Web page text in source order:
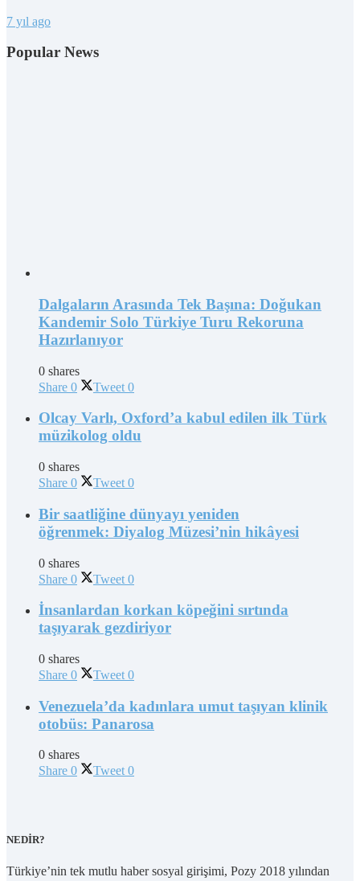
7 yıl ago
Popular News
Dalgaların Arasında Tek Başına: Doğukan
Kandemir Solo Türkiye Turu Rekoruna
Hazırlanıyor
0 shares
Share 0 Tweet 0
Olcay Varlı, Oxford’a kabul edilen ilk Türk
müzikolog oldu
0 shares
Share 0 Tweet 0
Bir saatliğine dünyayı yeniden
öğrenmek: Diyalog Müzesi’nin hikâyesi
0 shares
Share 0 Tweet 0
İnsanlardan korkan köpeğini sırtında
taşıyarak gezdiriyor
0 shares
Share 0 Tweet 0
Venezuela’da kadınlara umut taşıyan klinik
otobüs: Panarosa
0 shares
Share 0 Tweet 0
NEDİR?
Türkiye’nin tek mutlu haber sosyal girişimi, Pozy 2018 yılından